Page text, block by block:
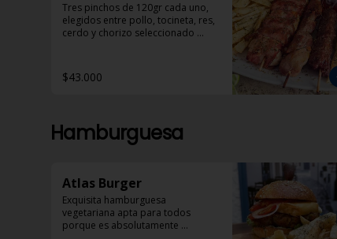
Tres pinchos de 120gr cada uno,
elegidos entre pollo, tocineta, res,
cerdo y chorizo seleccionado
$43.000
Hamburguesa
Atlas Burger
Exquisita hamburguesa
vegetariana apta para todos
porque es absolutamente